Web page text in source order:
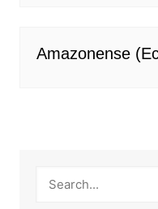
Amazonense